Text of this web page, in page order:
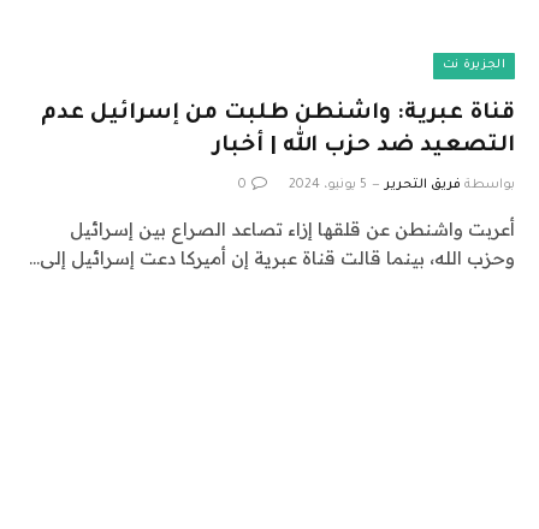
الجزيرة نت
قناة عبرية: واشنطن طلبت من إسرائيل عدم
التصعيد ضد حزب الله | أخبار
بواسطة فريق التحرير 5 يونيو، 2024 0
أعربت واشنطن عن قلقها إزاء تصاعد الصراع بين إسرائيل
وحزب الله، بينما قالت قناة عبرية إن أميركا دعت إسرائيل إلى…